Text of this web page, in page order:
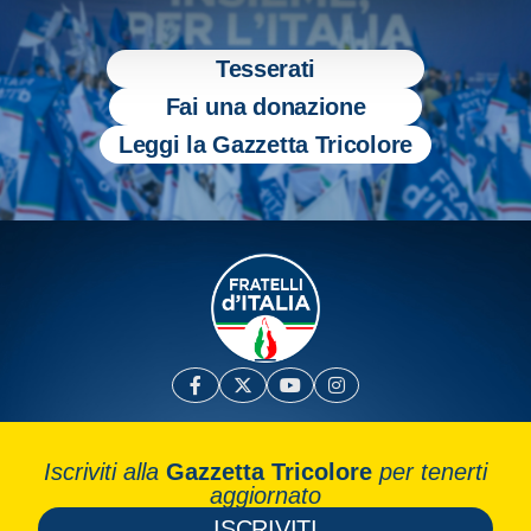
Tesserati
Fai una donazione
Leggi la Gazzetta Tricolore
Iscriviti alla Gazzetta Tricolore per tenerti
aggiornato